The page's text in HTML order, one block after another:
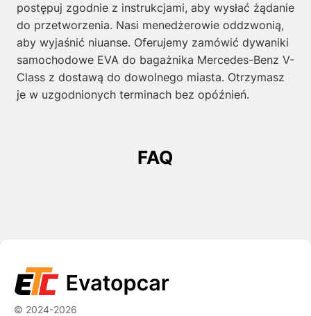
postępuj zgodnie z instrukcjami, aby wysłać żądanie
do przetworzenia. Nasi menedżerowie oddzwonią,
aby wyjaśnić niuanse. Oferujemy zamówić dywaniki
samochodowe EVA do bagażnika Mercedes-Benz V-
Class z dostawą do dowolnego miasta. Otrzymasz
je w uzgodnionych terminach bez opóźnień.
FAQ
© 2024-2026